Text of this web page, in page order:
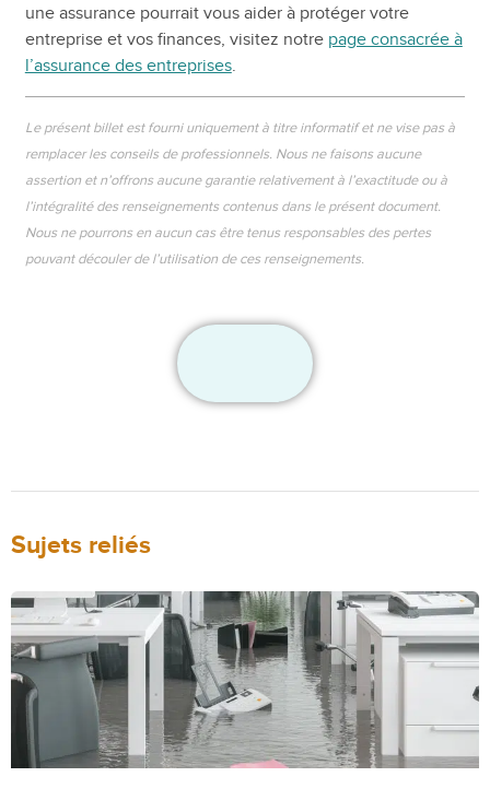
une assurance pourrait vous aider à protéger votre
entreprise et vos finances, visitez notre page consacrée à
l’assurance des entreprises.
Le présent billet est fourni uniquement à titre informatif et ne vise pas à
remplacer les conseils de professionnels. Nous ne faisons aucune
assertion et n’offrons aucune garantie relativement à l’exactitude ou à
l’intégralité des renseignements contenus dans le présent document.
Nous ne pourrons en aucun cas être tenus responsables des pertes
pouvant découler de l’utilisation de ces renseignements.
Sujets reliés